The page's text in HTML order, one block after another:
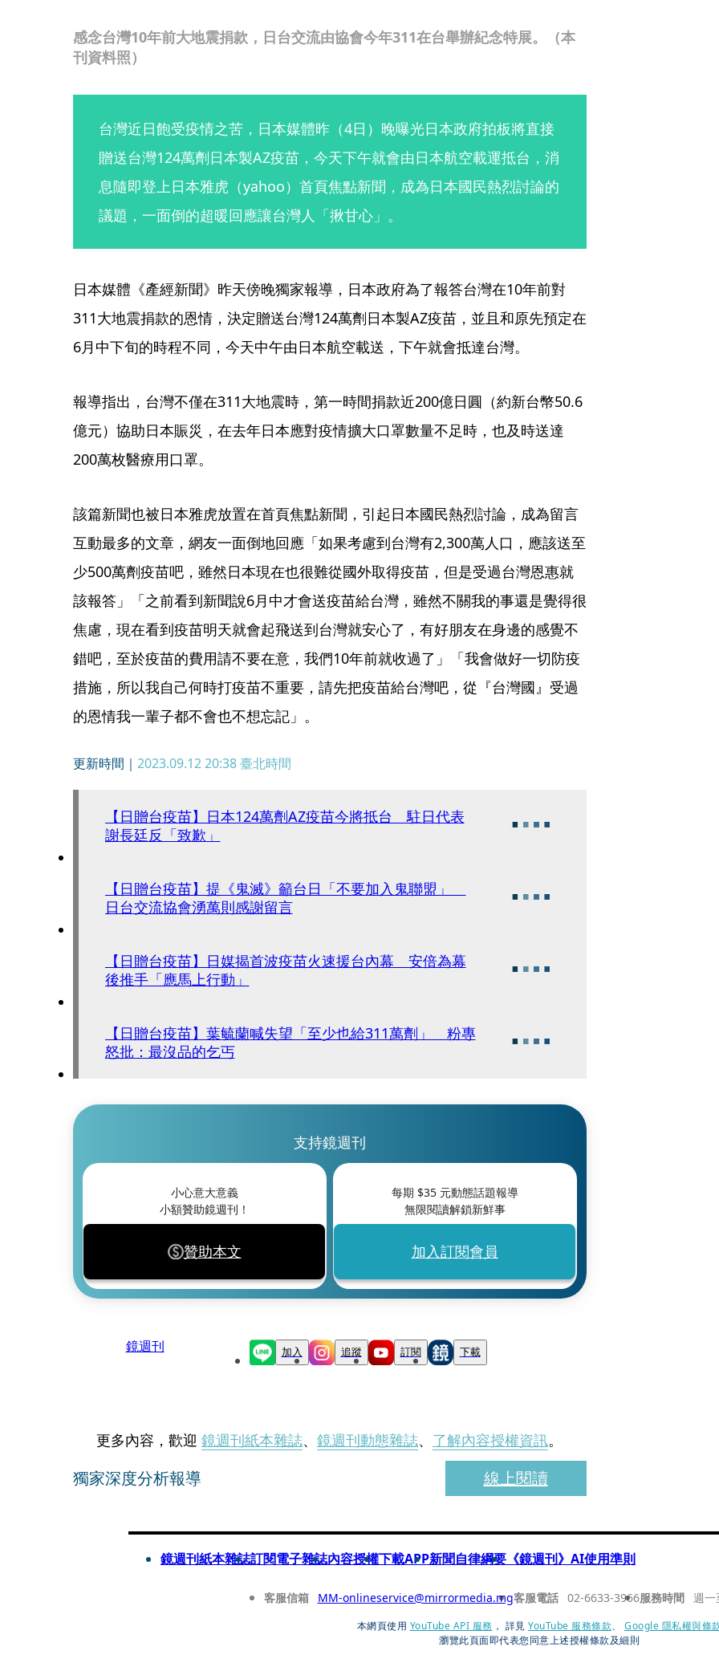
感念台灣10年前大地震捐款，日台交流由協會今年311在台舉辦紀念特展。（本
刊資料照）
台灣近日飽受疫情之苦，日本媒體昨（4日）晚曝光日本政府拍板將直接
贈送台灣124萬劑日本製AZ疫苗，今天下午就會由日本航空載運抵台，消
息隨即登上日本雅虎（yahoo）首頁焦點新聞，成為日本國民熱烈討論的
議題，一面倒的超暖回應讓台灣人「揪甘心」。
日本媒體《產經新聞》昨天傍晚獨家報導，日本政府為了報答台灣在10年前對
311大地震捐款的恩情，決定贈送台灣124萬劑日本製AZ疫苗，並且和原先預定在
6月中下旬的時程不同，今天中午由日本航空載送，下午就會抵達台灣。
報導指出，台灣不僅在311大地震時，第一時間捐款近200億日圓（約新台幣50.6
億元）協助日本賑災，在去年日本應對疫情擴大口罩數量不足時，也及時送達
200萬枚醫療用口罩。
該篇新聞也被日本雅虎放置在首頁焦點新聞，引起日本國民熱烈討論，成為留言
互動最多的文章，網友一面倒地回應「如果考慮到台灣有2,300萬人口，應該送至
少500萬劑疫苗吧，雖然日本現在也很難從國外取得疫苗，但是受過台灣恩惠就
該報答」「之前看到新聞說6月中才會送疫苗給台灣，雖然不關我的事還是覺得很
焦慮，現在看到疫苗明天就會起飛送到台灣就安心了，有好朋友在身邊的感覺不
錯吧，至於疫苗的費用請不要在意，我們10年前就收過了」「我會做好一切防疫
措施，所以我自己何時打疫苗不重要，請先把疫苗給台灣吧，從『台灣國』受過
的恩情我一輩子都不會也不想忘記」。
更新時間｜ 2023.09.12 20:38臺北時間
【日贈台疫苗】日本124萬劑AZ疫苗今將抵台 駐日代表
謝長廷反「致歉」
【日贈台疫苗】提《鬼滅》籲台日「不要加入鬼聯盟」
日台交流協會湧萬則感謝留言
【日贈台疫苗】日媒揭首波疫苗火速援台內幕 安倍為幕
後推手「應馬上行動」
【日贈台疫苗】葉毓蘭喊失望「至少也給311萬劑」 粉專
怒批：最沒品的乞丐
支持鏡週刊
小心意大意義
小額贊助鏡週刊！
贊助本文
每期 $35元動態話題報導
無限閱讀解鎖新鮮事
加入訂閱會員
鏡週刊 加入 追蹤 訂閱 下載
更多內容，歡迎 鏡週刊紙本雜誌、 鏡週刊動態雜誌、 了解內容授權資訊。
獨家深度分析報導 線上閱讀
鏡週刊紙本雜誌訂閱電子雜誌內容授權下載APP新聞自律綱要 《鏡週刊》AI使用準則
客服信箱 MM-onlineservice@mirrormedia.mg客服電話 02-6633-3966服務時間 週一
本網頁使用 YouTube API 服務 ， 詳見 YouTube 服務條款、
Google 隱私權與條
瀏覽此頁面即代表您同意上述授權條款及細則